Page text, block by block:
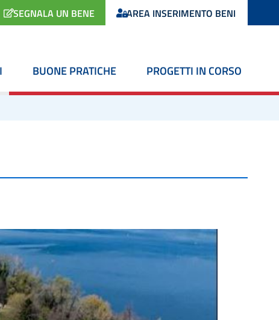
SEGNALA UN BENE AREA INSERIMENTO BENI
BUONE PRATICHE PROGETTI IN CORSO